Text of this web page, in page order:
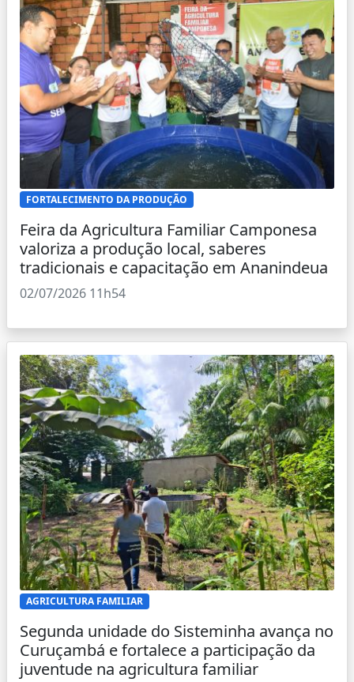
FORTALECIMENTO DA PRODUÇÃO
Feira da Agricultura Familiar Camponesa
valoriza a produção local, saberes
tradicionais e capacitação em Ananindeua
02/07/2026 11h54
AGRICULTURA FAMILIAR
Segunda unidade do Sisteminha avança no
Curuçambá e fortalece a participação da
juventude na agricultura familiar